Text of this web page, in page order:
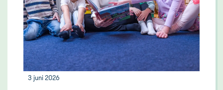
3 juni 2026